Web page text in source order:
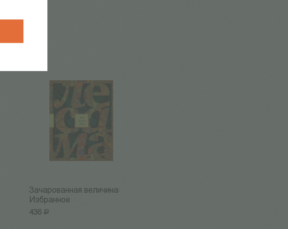
Зачарованная величина:
Избранное
436 Р